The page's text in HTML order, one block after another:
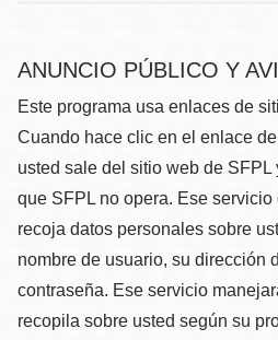
ANUNCIO PÚBLICO Y
Este programa usa enlaces de
Cuando hace clic en el enlace
usted sale del sitio web de SFPL
que SFPL no opera. Ese
recoja datos personales sobre
nombre de usuario, su dirección
contraseña. Ese servicio
recopila sobre usted según su